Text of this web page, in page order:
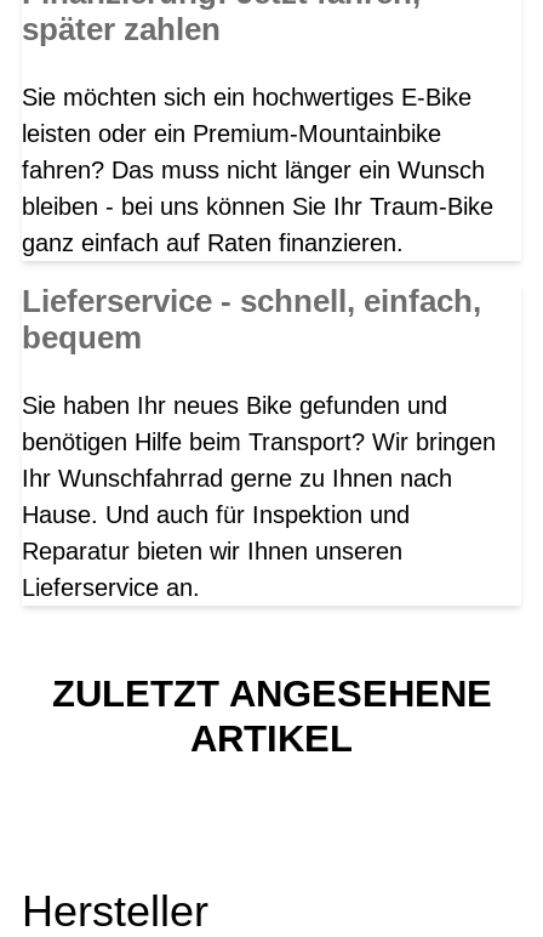
später zahlen
Sie möchten sich ein hochwertiges E-Bike
leisten oder ein Premium-Mountainbike
fahren? Das muss nicht länger ein Wunsch
bleiben - bei uns können Sie Ihr Traum-Bike
ganz einfach auf Raten finanzieren.
Lieferservice - schnell, einfach,
bequem
Sie haben Ihr neues Bike gefunden und
benötigen Hilfe beim Transport? Wir bringen
Ihr Wunschfahrrad gerne zu Ihnen nach
Hause. Und auch für Inspektion und
Reparatur bieten wir Ihnen unseren
Lieferservice an.
ZULETZT ANGESEHENE
ARTIKEL
Hersteller